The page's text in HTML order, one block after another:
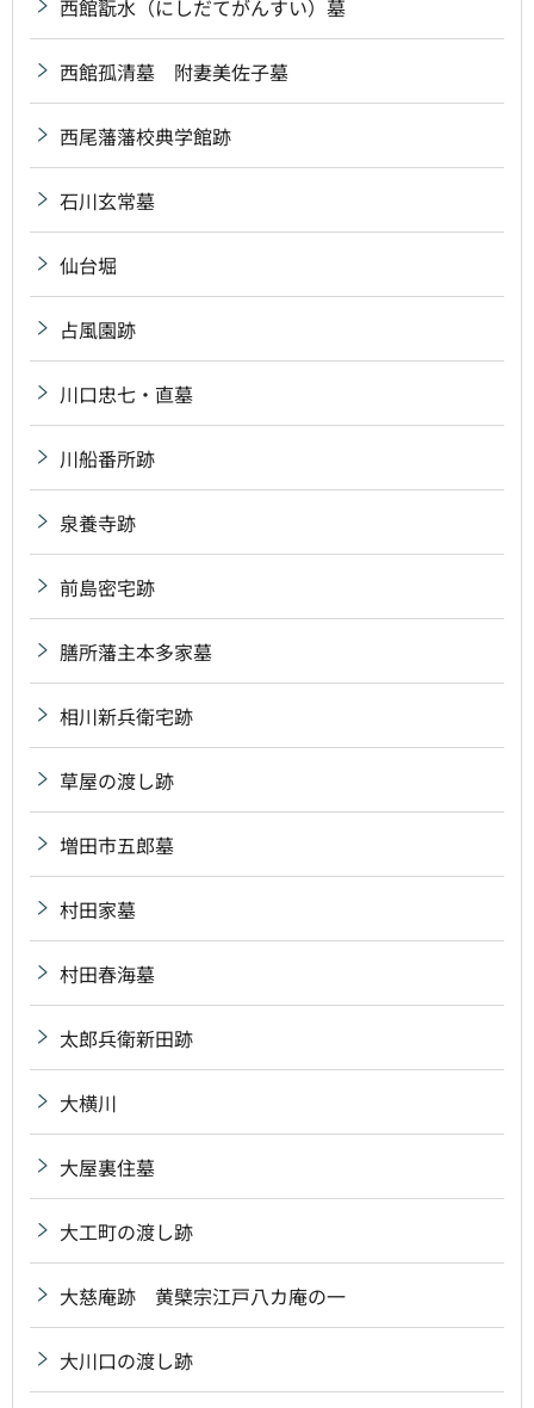
西館翫水（にしだてがんすい）墓
西館孤清墓 附妻美佐子墓
西尾藩藩校典学館跡
石川玄常墓
仙台堀
占風園跡
川口忠七・直墓
川船番所跡
泉養寺跡
前島密宅跡
膳所藩主本多家墓
相川新兵衛宅跡
草屋の渡し跡
増田市五郎墓
村田家墓
村田春海墓
太郎兵衛新田跡
大横川
大屋裏住墓
大工町の渡し跡
大慈庵跡 黄檗宗江戸八カ庵の一
大川口の渡し跡